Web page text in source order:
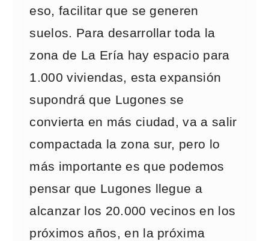
eso, facilitar que se generen
suelos. Para desarrollar toda la
zona de La Ería hay espacio para
1.000 viviendas, esta expansión
supondrá que Lugones se
convierta en más ciudad, va a salir
compactada la zona sur, pero lo
más importante es que podemos
pensar que Lugones llegue a
alcanzar los 20.000 vecinos en los
próximos años, en la próxima